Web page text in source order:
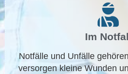
Im
Notfälle und Unfälle
versorgen kleine Wunden